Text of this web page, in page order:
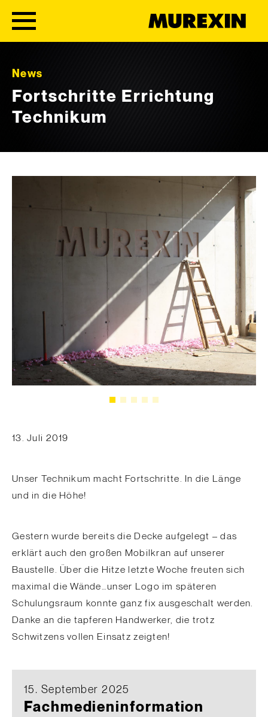
News
Fortschritte Errichtung
Technikum
13. Juli 2019
Unser Technikum macht Fortschritte. In die Länge
und in die Höhe!
Gestern wurde bereits die Decke aufgelegt – das
erklärt auch den großen Mobilkran auf unserer
Baustelle. Über die Hitze letzte Woche freuten sich
maximal die Wände…unser Logo im späteren
Schulungsraum konnte ganz fix ausgeschalt werden.
Danke an die tapferen Handwerker, die trotz
Schwitzens vollen Einsatz zeigten!
15. September 2025
Fachmedieninformation